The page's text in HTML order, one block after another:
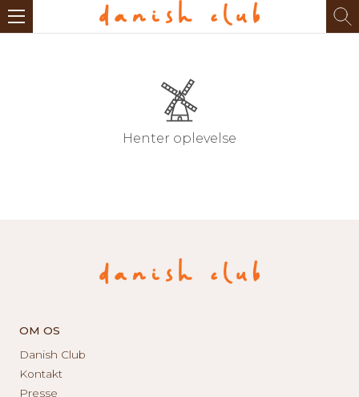
Henter oplevelse
OM OS
Danish Club
Kontakt
Presse